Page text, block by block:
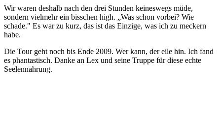
Wir waren deshalb nach den drei Stunden keineswegs müde,
sondern vielmehr ein bisschen high. „Was schon vorbei? Wie
schade." Es war zu kurz, das ist das Einzige, was ich zu meckern
habe.
Die Tour geht noch bis Ende 2009. Wer kann, der eile hin. Ich fand
es phantastisch. Danke an Lex und seine Truppe für diese echte
Seelennahrung.